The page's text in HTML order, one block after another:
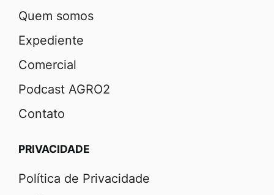
Quem somos
Expediente
Comercial
Podcast AGRO2
Contato
PRIVACIDADE
Política de Privacidade